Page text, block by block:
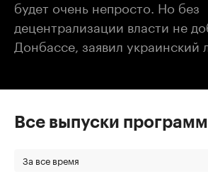
будет очень непросто. Но без
децентрализации власти не
Донбассе, заявил украинский
Все выпуски
За все время